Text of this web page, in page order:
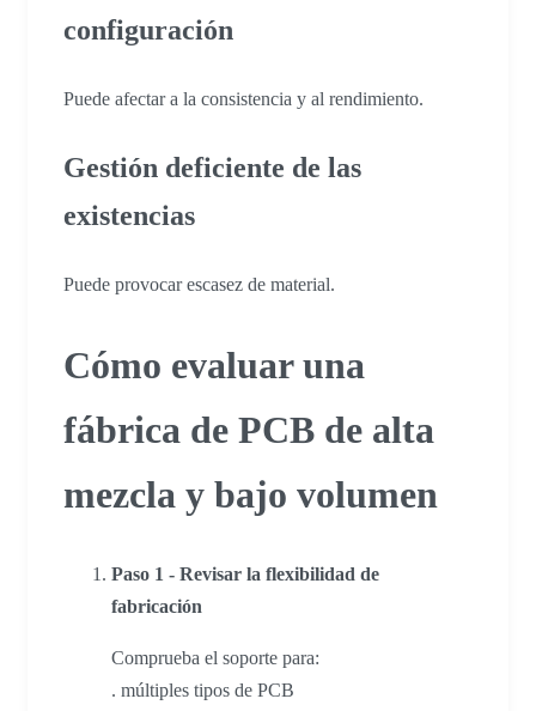
configuración
Puede afectar a la consistencia y al rendimiento.
Gestión deficiente de las
existencias
Puede provocar escasez de material.
Cómo evaluar una
fábrica de PCB de alta
mezcla y bajo volumen
Paso 1 - Revisar la flexibilidad de
fabricación
Comprueba el soporte para:
. múltiples tipos de PCB